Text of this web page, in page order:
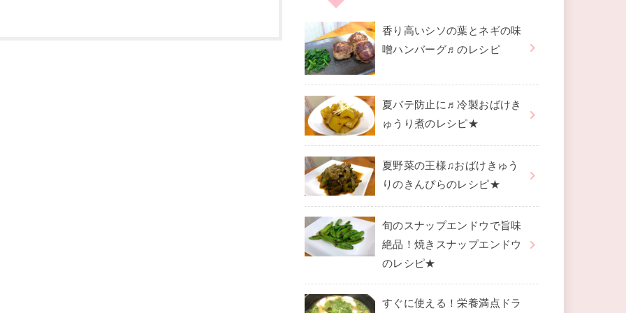
香り高いシソの葉とネギの味
噌ハンバーグ♬のレシピ
夏バテ防止に♬冷製おばけき
ゅうり煮のレシピ★
夏野菜の王様♫おばけきゅう
りのきんぴらのレシピ★
旬のスナップエンドウで旨味
絶品！焼きスナップエンドウ
のレシピ★
すぐに使える！栄養満点ドラ